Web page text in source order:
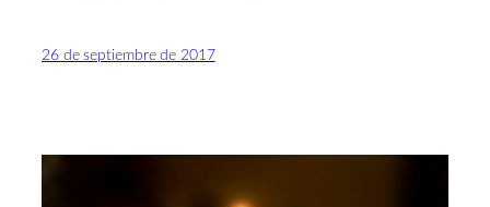
26 de septiembre de 2017